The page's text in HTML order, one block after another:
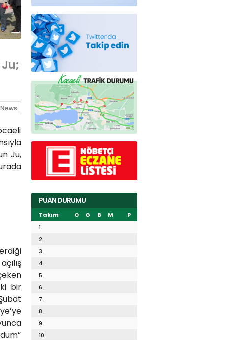
Ju,
bir
PUAN DURUMU
Takım O G B M
P
1.
2.
3.
4.
5.
6.
7.
8.
9.
10.